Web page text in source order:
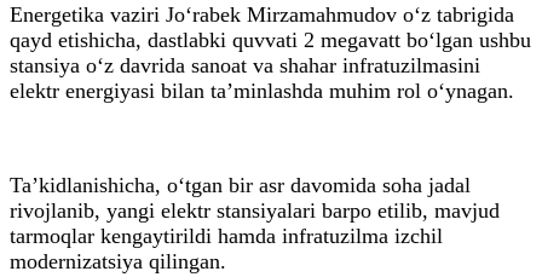
Energetika vaziri Jo‘rabek Mirzamahmudov o‘z tabrigida
qayd etishicha, dastlabki quvvati 2 megavatt bo‘lgan ushbu
stansiya o‘z davrida sanoat va shahar infratuzilmasini
elektr energiyasi bilan ta’minlashda muhim rol o‘ynagan.
Ta’kidlanishicha, o‘tgan bir asr davomida soha jadal
rivojlanib, yangi elektr stansiyalari barpo etilib, mavjud
tarmoqlar kengaytirildi hamda infratuzilma izchil
modernizatsiya qilingan.